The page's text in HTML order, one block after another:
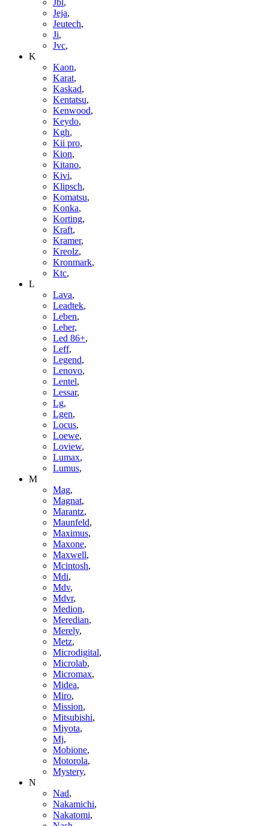
Jeja,
Jeutech,
Ji,
Jvc,
K
Kaon,
Karat,
Kaskad,
Kentatsu,
Kenwood,
Keydo,
Kgh,
Kii pro,
Kion,
Kitano,
Kivi,
Klipsch,
Komatsu,
Konka,
Korting,
Kraft,
Kramer,
Kreolz,
Kronmark,
Ktc,
L
Lava,
Leadtek,
Leben,
Leber,
Led 86+,
Leff,
Legend,
Lenovo,
Lentel,
Lessar,
Lg,
Lgen,
Locus,
Loewe,
Loview,
Lumax,
Lumus,
M
Mag,
Magnat,
Marantz,
Maunfeld,
Maximus,
Maxone,
Maxwell,
Mcintosh,
Mdi,
Mdv,
Mdvr,
Medion,
Meredian,
Merely,
Metz,
Microdigital,
Microlab,
Micromax,
Midea,
Miro,
Mission,
Mitsubishi,
Miyota,
Mj,
Mobione,
Motorola,
Mystery,
N
Nad,
Nakamichi,
Nakatomi,